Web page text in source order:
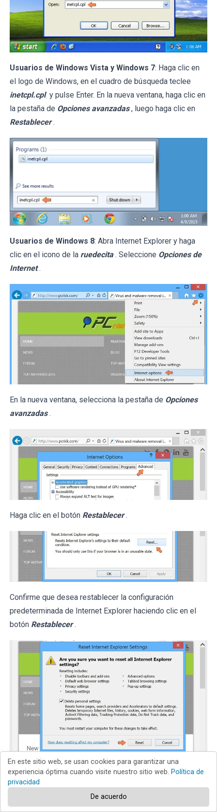
Usuarios de Windows Vista y Windows 7: Haga clic en
el logo de Windows, en el cuadro de búsqueda teclee
inetcpl.cpl y pulse Enter. En la nueva ventana, haga clic en
la pestaña de Opciones avanzadas , luego haga clic en
Restablecer .
Usuarios de Windows 8: Abra Internet Explorer y haga
clic en el icono de la ruedecita . Seleccione Opciones de
Internet .
En la nueva ventana, selecciona la pestaña de Opciones
avanzadas .
Haga clic en el botón Restablecer .
Confirme que desea restablecer la configuración
predeterminada de Internet Explorer haciendo clic en el
botón Restablecer .
Internet Explorer Chrome
Safari
En este sitio web, se usan cookies para garantizar una
experiencia óptima cuando visite nuestro sitio web. Política de
privacidad
De acuerdo